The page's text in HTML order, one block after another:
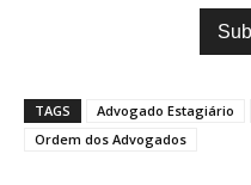
TAGS Advogado Estagiário
Ordem dos Advogados